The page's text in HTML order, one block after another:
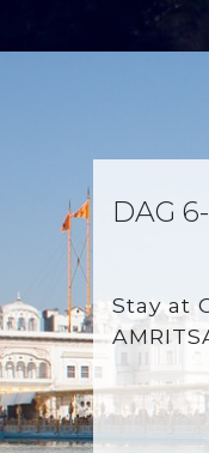
DAG
Stay at